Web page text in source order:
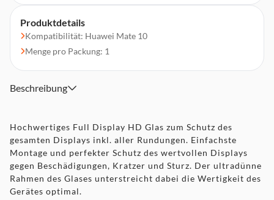
Produktdetails
Kompatibilität: Huawei Mate 10
Menge pro Packung: 1
Beschreibung
Hochwertiges Full Display HD Glas zum Schutz des
gesamten Displays inkl. aller Rundungen. Einfachste
Montage und perfekter Schutz des wertvollen Displays
gegen Beschädigungen, Kratzer und Sturz. Der ultradünne
Rahmen des Glases unterstreicht dabei die Wertigkeit des
Gerätes optimal.